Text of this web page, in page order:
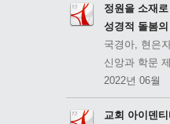
정원을 소재
성경적 돌봄의
국경아, 현은
신앙과 학문
2022년 06월
교회 아이덴